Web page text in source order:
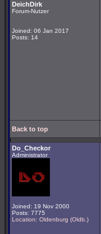
DeichDirk
Forum-Nutzer
Joined: 06 Jan 2017
Posts: 14
Back to top
Do_Checkor
Administrator
Joined: 19 Nov 2000
Posts: 7775
Location: Oldenburg (Oldb.)